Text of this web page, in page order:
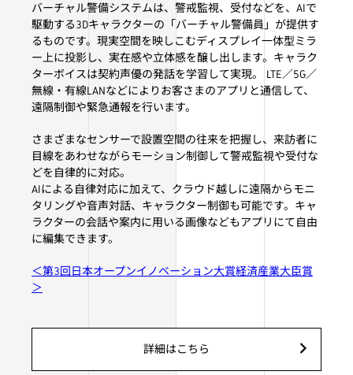
バーチャル警備システムは、警戒監視、受付などを、AIで
駆動する3Dキャラクターの「バーチャル警備員」が提供す
るものです。現実空間を映しこむディスプレイ一体型ミラ
ー上に投影し、実在感や立体感を醸し出します。キャラク
ターボイスは契約声優の発話を学習して実現。 LTE／5G／
無線・有線LANなどによりお客さまのアプリと通信して、
遠隔制御や緊急通報を行います。
さまざまなセンサーで設置空間の往来を把握し、来訪者に
目線をあわせながらモーション制御して警戒監視や受付な
どを自律的に対応。
AIによる自律対応に加えて、クラウド越しに遠隔からモニ
タリングや音声対話、キャラクター制御も可能です。キャ
ラクターの会話や案内に用いる画像などもアプリにて自由
に編集できます。
＜第3回日本オープンイノベーション大賞経済産業大臣賞
＞
詳細はこちら